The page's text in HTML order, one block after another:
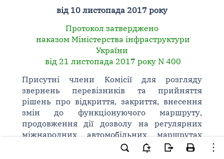
від 10 листопада 2017 року
Протокол затверджено
наказом Міністерства інфраструктури
України
від 21 листопада 2017 року N 400
Присутні члени Комісії для розгляду
звернень перевізників та прийняття
рішень про відкриття, закриття, внесення
змін до функціонуючого маршруту,
продовження дії дозволу на регулярних
міжнародних автомобільних маршрутах
загального користування (далі - Комісія) у